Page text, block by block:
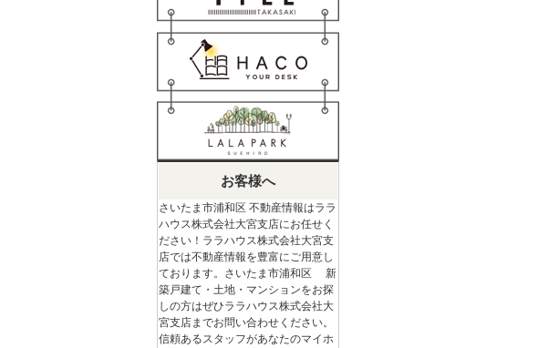
お客様へ
さいたま市浦和区 不動産情報はララ
ハウス株式会社大宮支店にお任せく
ださい！ララハウス株式会社大宮支
店では不動産情報を豊富にご用意し
ております。さいたま市浦和区 新
築戸建て・土地・マンションをお探
しの方はぜひララハウス株式会社大
宮支店までお問い合わせください。
信頼あるスタッフがあなたのマイホ